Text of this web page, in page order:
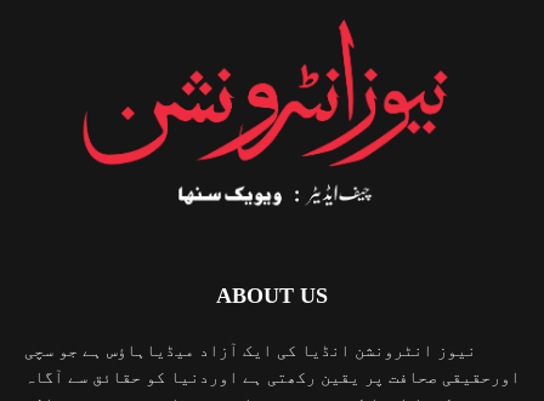
ABOUT US
نیوز انٹرونشن انڈیا کی ایک آزاد میڈیاہاؤس ہے جو سچی
اورحقیقی صحافت پر یقین رکھتی ہے اوردنیا کو حقائق سے آگاہ